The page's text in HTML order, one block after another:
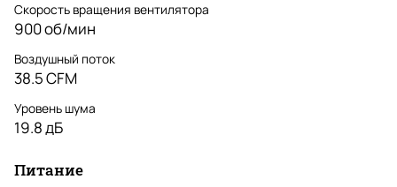
Скорость вращения вентилятора
900 об/мин
Воздушный поток
38.5 CFM
Уровень шума
19.8 дБ
Питание